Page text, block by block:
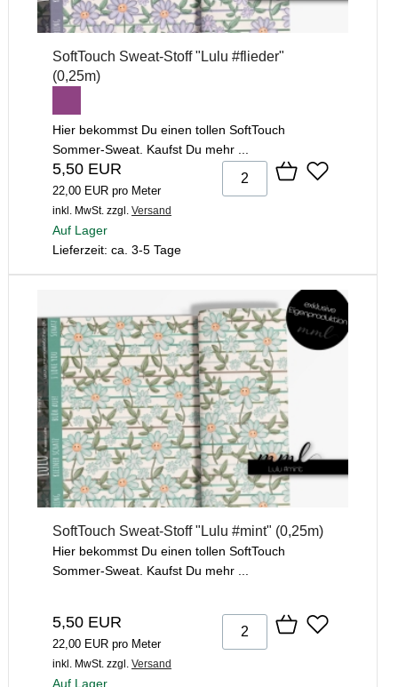
SoftTouch Sweat-Stoff "Lulu #flieder"
(0,25m)
Hier bekommst Du einen tollen SoftTouch
Sommer-Sweat. Kaufst Du mehr ...
5,50 EUR
22,00 EUR pro Meter
inkl. MwSt. zzgl. Versand
Auf Lager
Lieferzeit: ca. 3-5 Tage
SoftTouch Sweat-Stoff "Lulu #mint" (0,25m)
Hier bekommst Du einen tollen SoftTouch
Sommer-Sweat. Kaufst Du mehr ...
5,50 EUR
22,00 EUR pro Meter
inkl. MwSt. zzgl. Versand
Auf Lager